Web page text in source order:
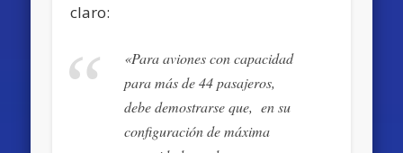
claro:
«Para aviones con capacidad
para más de 44 pasajeros,
debe demostrarse que, en su
configuración de máxima